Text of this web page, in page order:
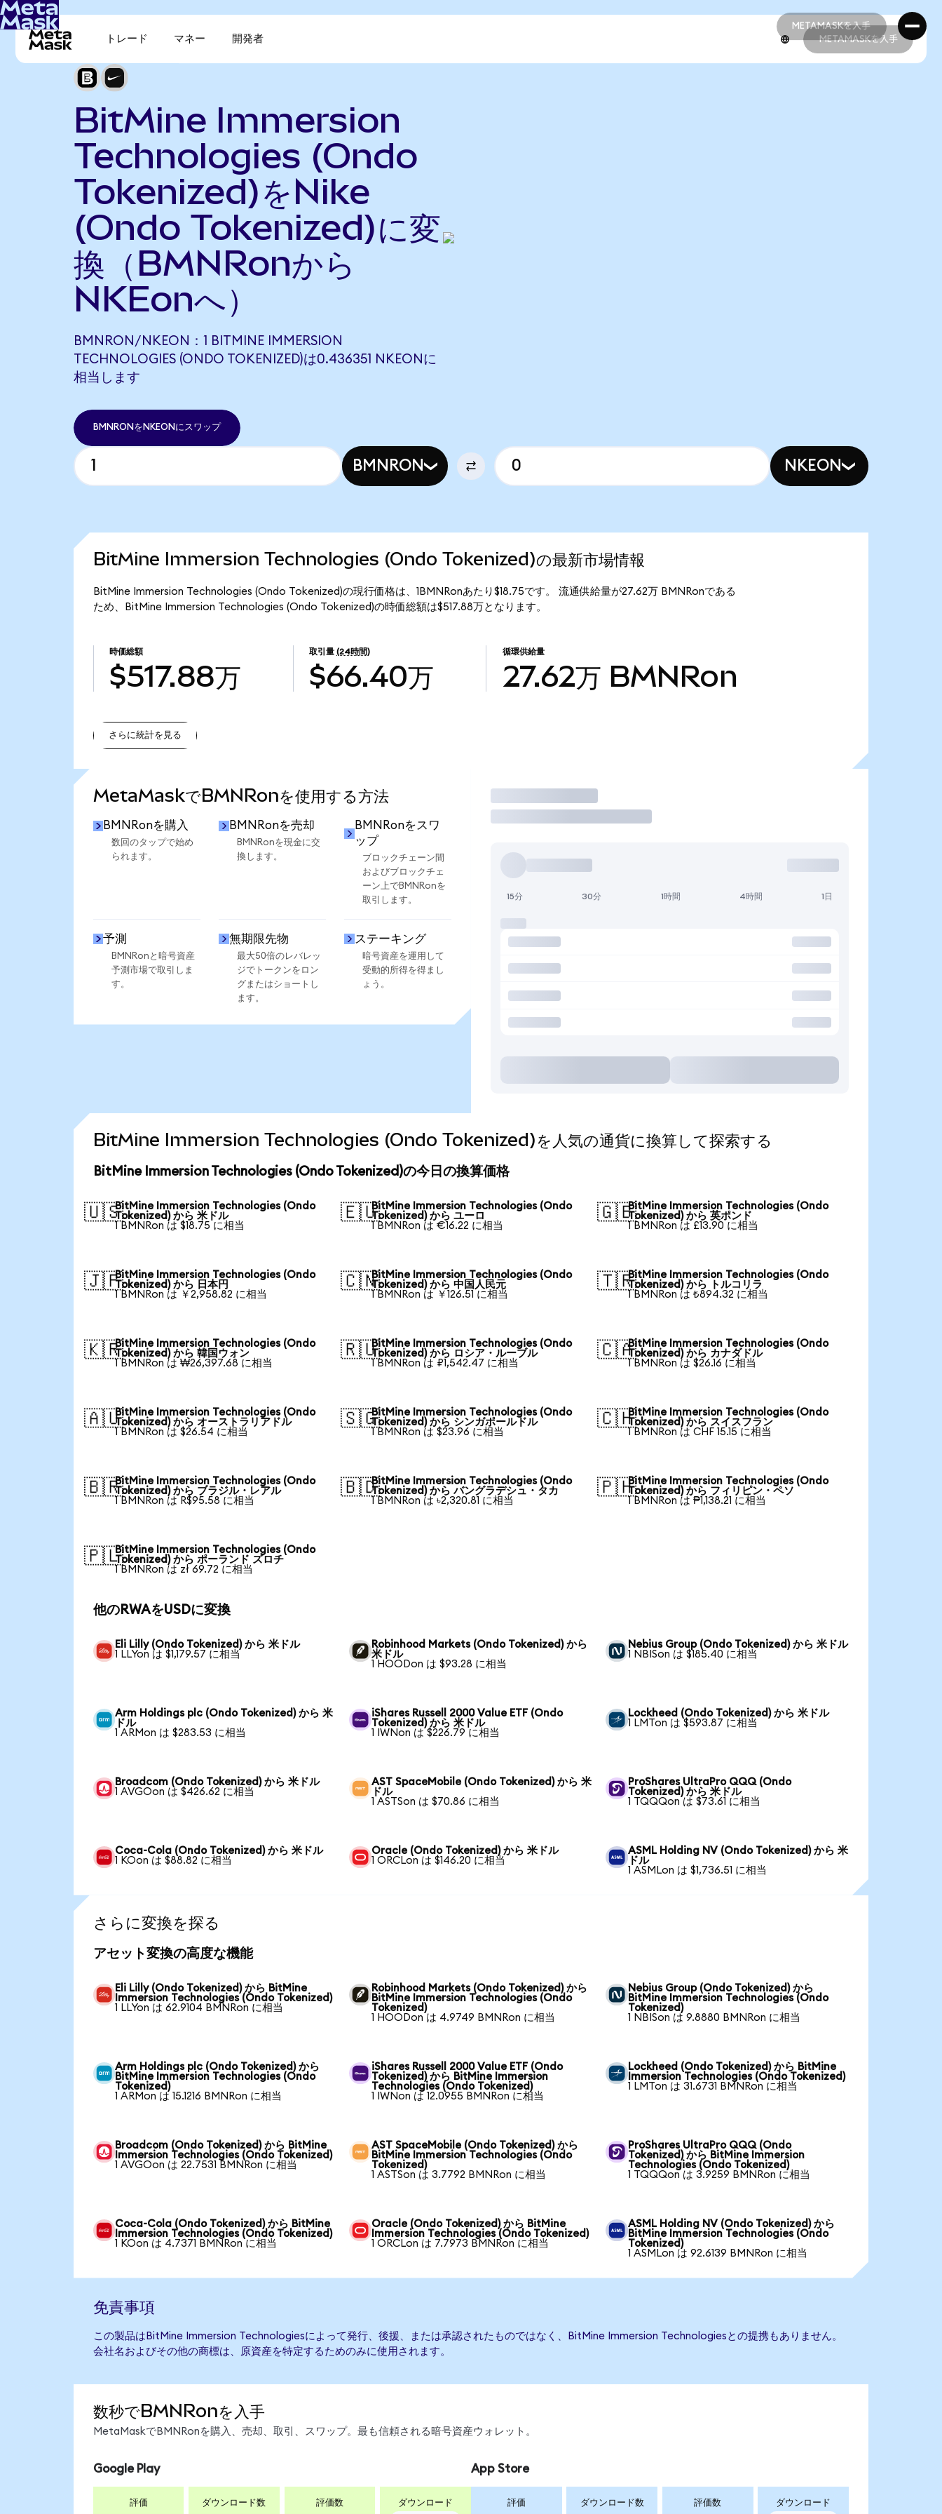
METAMASKを入手
METAMASKを入手
トレード マネー 開発者 METAMASKを入手
BitMine Immersion
Technologies (Ondo
Tokenized)をNike
(Ondo Tokenized)に変
換（BMNRonから
NKEonへ）
BMNRON/NKEON：1 BITMINE IMMERSION
TECHNOLOGIES (ONDO TOKENIZED)は0.436351 NKEONに
相当します
BMNRONをNKEONにスワップ
BMNRON NKEON
BitMine Immersion Technologies (Ondo Tokenized)の最新市場情報
BitMine Immersion Technologies (Ondo Tokenized)の現行価格は、1BMNRonあたり$18.75です。 流通供給量が27.62万 BMNRonである
ため、BitMine Immersion Technologies (Ondo Tokenized)の時価総額は$517.88万となります。
時価総額
$517.88万
取引量 (24時間)
$66.40万
循環供給量
27.62万 BMNRon
さらに統計を見る
MetaMaskでBMNRonを使用する方法
BMNRonを購入
数回のタップで始め
られます。
BMNRonを売却
BMNRonを現金に交
換します。
BMNRonをスワ
ップ
ブロックチェーン間
およびブロックチェ
ーン上でBMNRonを
取引します。
予測
BMNRonと暗号資産
予測市場で取引しま
す。
無期限先物
最大50倍のレバレッ
ジでトークンをロン
グまたはショートし
ます。
ステーキング
暗号資産を運用して
受動的所得を得まし
ょう。
取引
15分 30分 1時間 4時間 1日
BitMine Immersion Technologies (Ondo Tokenized)を人気の通貨に換算して探索する
BitMine Immersion Technologies (Ondo Tokenized)の今日の換算価格
🇺🇸BitMine Immersion Technologies (Ondo
Tokenized) から 米ドル
1 BMNRon は $18.75 に相当
🇪🇺BitMine Immersion Technologies (Ondo
Tokenized) から ユーロ
1 BMNRon は €16.22 に相当
🇬🇧BitMine Immersion Technologies (Ondo
Tokenized) から 英ポンド
1 BMNRon は £13.90 に相当
🇯🇵BitMine Immersion Technologies (Ondo
Tokenized) から 日本円
1 BMNRon は ￥2,958.82 に相当
🇨🇳BitMine Immersion Technologies (Ondo
Tokenized) から 中国人民元
1 BMNRon は ￥126.51 に相当
🇹🇷BitMine Immersion Technologies (Ondo
Tokenized) から トルコリラ
1 BMNRon は ₺894.32 に相当
🇰🇷BitMine Immersion Technologies (Ondo
Tokenized) から 韓国ウォン
1 BMNRon は ₩26,397.68 に相当
🇷🇺BitMine Immersion Technologies (Ondo
Tokenized) から ロシア・ルーブル
1 BMNRon は ₽1,542.47 に相当
🇨🇦BitMine Immersion Technologies (Ondo
Tokenized) から カナダドル
1 BMNRon は $26.16 に相当
🇦🇺BitMine Immersion Technologies (Ondo
Tokenized) から オーストラリアドル
1 BMNRon は $26.54 に相当
🇸🇬BitMine Immersion Technologies (Ondo
Tokenized) から シンガポールドル
1 BMNRon は $23.96 に相当
🇨🇭BitMine Immersion Technologies (Ondo
Tokenized) から スイスフラン
1 BMNRon は CHF 15.15 に相当
🇧🇷BitMine Immersion Technologies (Ondo
Tokenized) から ブラジル・レアル
1 BMNRon は R$95.58 に相当
🇧🇩BitMine Immersion Technologies (Ondo
Tokenized) から バングラデシュ・タカ
1 BMNRon は ৳2,320.81 に相当
🇵🇭BitMine Immersion Technologies (Ondo
Tokenized) から フィリピン・ペソ
1 BMNRon は ₱1,138.21 に相当
🇵🇱BitMine Immersion Technologies (Ondo
Tokenized) から ポーランド ズロチ
1 BMNRon は zł 69.72 に相当
他のRWAをUSDに変換
Eli Lilly (Ondo Tokenized) から 米ドル
1 LLYon は $1,179.57 に相当
Robinhood Markets (Ondo Tokenized) から
米ドル
1 HOODon は $93.28 に相当
Nebius Group (Ondo Tokenized) から 米ドル
1 NBISon は $185.40 に相当
Arm Holdings plc (Ondo Tokenized) から 米
ドル
1 ARMon は $283.53 に相当
iShares Russell 2000 Value ETF (Ondo
Tokenized) から 米ドル
1 IWNon は $226.79 に相当
Lockheed (Ondo Tokenized) から 米ドル
1 LMTon は $593.87 に相当
Broadcom (Ondo Tokenized) から 米ドル
1 AVGOon は $426.62 に相当
AST SpaceMobile (Ondo Tokenized) から 米
ドル
1 ASTSon は $70.86 に相当
ProShares UltraPro QQQ (Ondo
Tokenized) から 米ドル
1 TQQQon は $73.61 に相当
Coca-Cola (Ondo Tokenized) から 米ドル
1 KOon は $88.82 に相当
Oracle (Ondo Tokenized) から 米ドル
1 ORCLon は $146.20 に相当
ASML Holding NV (Ondo Tokenized) から 米
ドル
1 ASMLon は $1,736.51 に相当
さらに変換を探る
アセット変換の高度な機能
Eli Lilly (Ondo Tokenized) から BitMine
Immersion Technologies (Ondo Tokenized)
1 LLYon は 62.9104 BMNRon に相当
Robinhood Markets (Ondo Tokenized) から
BitMine Immersion Technologies (Ondo
Tokenized)
1 HOODon は 4.9749 BMNRon に相当
Nebius Group (Ondo Tokenized) から
BitMine Immersion Technologies (Ondo
Tokenized)
1 NBISon は 9.8880 BMNRon に相当
Arm Holdings plc (Ondo Tokenized) から
BitMine Immersion Technologies (Ondo
Tokenized)
1 ARMon は 15.1216 BMNRon に相当
iShares Russell 2000 Value ETF (Ondo
Tokenized) から BitMine Immersion
Technologies (Ondo Tokenized)
1 IWNon は 12.0955 BMNRon に相当
Lockheed (Ondo Tokenized) から BitMine
Immersion Technologies (Ondo Tokenized)
1 LMTon は 31.6731 BMNRon に相当
Broadcom (Ondo Tokenized) から BitMine
Immersion Technologies (Ondo Tokenized)
1 AVGOon は 22.7531 BMNRon に相当
AST SpaceMobile (Ondo Tokenized) から
BitMine Immersion Technologies (Ondo
Tokenized)
1 ASTSon は 3.7792 BMNRon に相当
ProShares UltraPro QQQ (Ondo
Tokenized) から BitMine Immersion
Technologies (Ondo Tokenized)
1 TQQQon は 3.9259 BMNRon に相当
Coca-Cola (Ondo Tokenized) から BitMine
Immersion Technologies (Ondo Tokenized)
1 KOon は 4.7371 BMNRon に相当
Oracle (Ondo Tokenized) から BitMine
Immersion Technologies (Ondo Tokenized)
1 ORCLon は 7.7973 BMNRon に相当
ASML Holding NV (Ondo Tokenized) から
BitMine Immersion Technologies (Ondo
Tokenized)
1 ASMLon は 92.6139 BMNRon に相当
免責事項
この製品はBitMine Immersion Technologiesによって発行、後援、または承認されたものではなく、BitMine Immersion Technologiesとの提携もありません。
会社名およびその他の商標は、原資産を特定するためのみに使用されます。
数秒でBMNRonを入手
MetaMaskでBMNRonを購入、売却、取引、スワップ。最も信頼される暗号資産ウォレット。
Google Play
評価 ダウンロード数 評価数 ダウンロード
App Store
評価 ダウンロード数 評価数 ダウンロード